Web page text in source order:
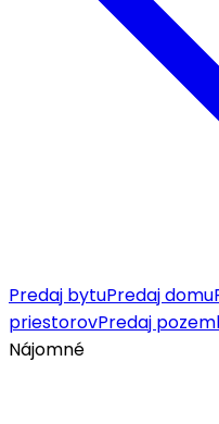
Predaj bytuPredaj domu
priestorovPredaj
Nájomné